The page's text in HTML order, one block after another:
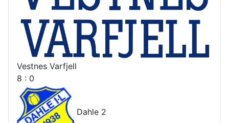
Vestnes Varfjell
8 : 0
Dahle 2